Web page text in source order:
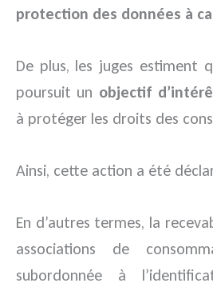
protection des données à
De plus, les juges estiment
poursuit un objectif
à protéger les droits des
Ainsi, cette action a été
En d’autres termes, la
associations de
subordonnée à